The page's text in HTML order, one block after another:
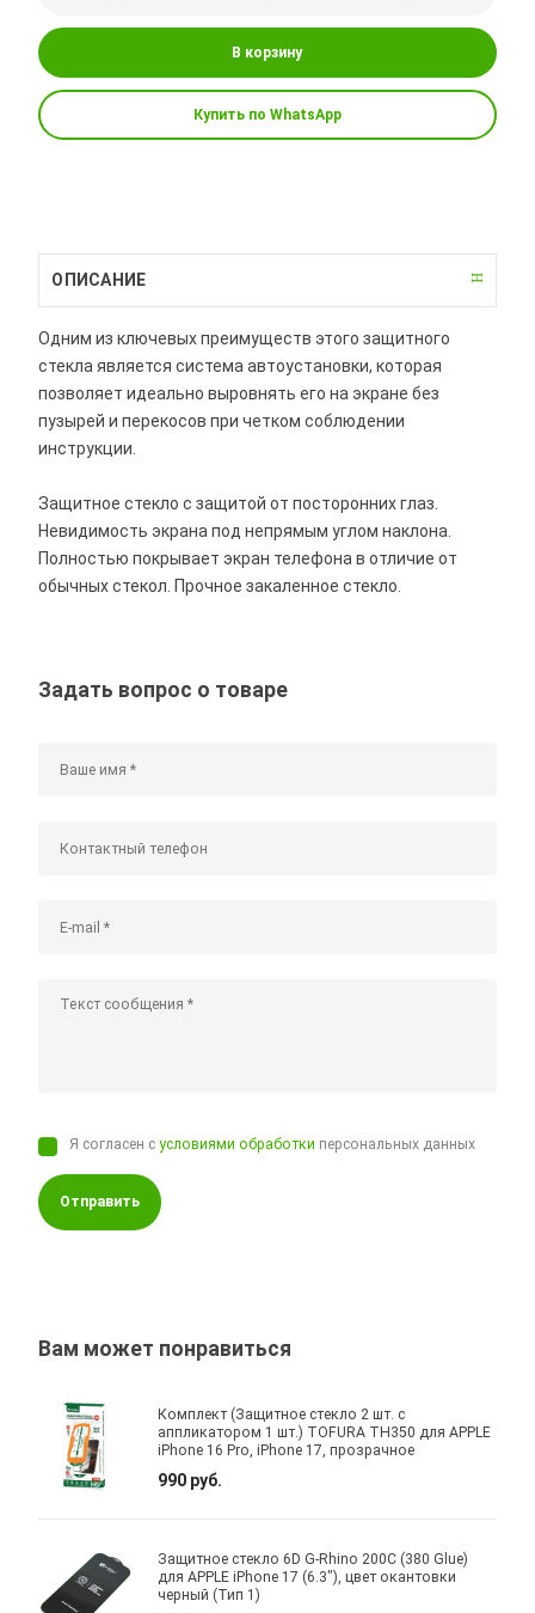
В корзину
Купить по WhatsApp
ОПИСАНИЕ
Одним из ключевых преимуществ этого защитного
стекла является система автоустановки, которая
позволяет идеально выровнять его на экране без
пузырей и перекосов при четком соблюдении
инструкции.
Защитное стекло с защитой от посторонних глаз.
Невидимость экрана под непрямым углом наклона.
Полностью покрывает экран телефона в отличие от
обычных стекол. Прочное закаленное стекло.
Задать вопрос о товаре
Я согласен сусловиями обработки персональных данных
Отправить
Вам может понравиться
Комплект (Защитное стекло 2 шт. с
аппликатором 1 шт.) TOFURA TH350 для APPLE
iPhone 16 Pro, iPhone 17, прозрачное
990 руб.
Защитное стекло 6D G-Rhino 200C (380 Glue)
для APPLE iPhone 17 (6.3"), цвет окантовки
черный (Тип 1)